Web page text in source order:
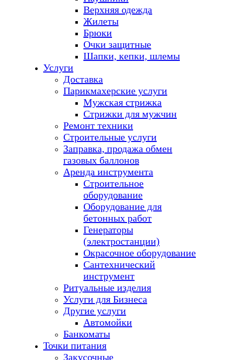
Верхняя одежда
Жилеты
Брюки
Очки защитные
Шапки, кепки, шлемы
Услуги
Доставка
Парикмахерские услуги
Мужская стрижка
Стрижки для мужчин
Ремонт техники
Строительные услуги
Заправка, продажа обмен
газовых баллонов
Аренда инструмента
Строительное
оборудование
Оборудование для
бетонных работ
Генераторы
(электростанции)
Окрасочное оборудование
Сантехнический
инструмент
Ритуальные изделия
Услуги для Бизнеса
Другие услуги
Автомойки
Банкоматы
Точки питания
Закусочные